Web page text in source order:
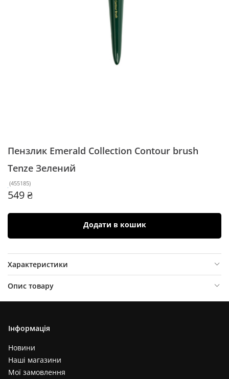
Пензлик Emerald Collection Contour brush
Tenze Зелений
(455185)
549 ₴
Додати в кошик
Характеристики
Опис товару
Інформація
Новини
Наші магазини
Мої замовлення